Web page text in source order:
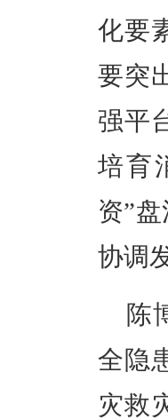
化要
要突
强平
培育
资”
协调
陈
全隐
灾救